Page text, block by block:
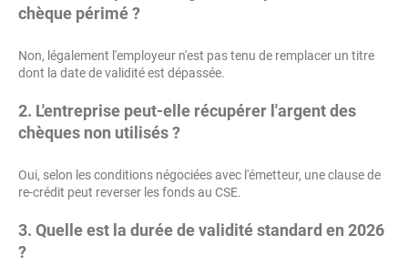
chèque périmé ?
Non, légalement l'employeur n'est pas tenu de remplacer un titre
dont la date de validité est dépassée.
2. L'entreprise peut-elle récupérer l'argent des
chèques non utilisés ?
Oui, selon les conditions négociées avec l'émetteur, une clause de
re-crédit peut reverser les fonds au CSE.
3. Quelle est la durée de validité standard en 2026
?